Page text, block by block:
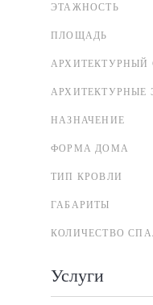
ЭТАЖНОСТЬ
ПЛОЩАДЬ
АРХИТЕКТУРНЫЙ
АРХИТЕКТУРНЫЕ
НАЗНАЧЕНИЕ
ФОРМА ДОМА
ТИП КРОВЛИ
ГАБАРИТЫ
КОЛИЧЕСТВО
Услуги